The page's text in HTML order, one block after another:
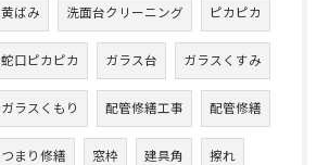
黄ばみ 洗面台クリーニング ピカピカ
蛇口ピカピカ ガラス台 ガラスくすみ
ガラスくもり 配管修繕工事 配管修繕
つまり修繕 窓枠 建具角 擦れ